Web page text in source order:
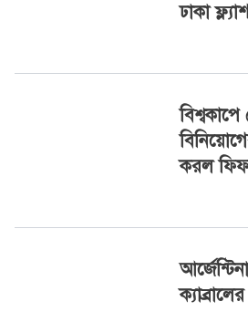
ঢাকা
করল